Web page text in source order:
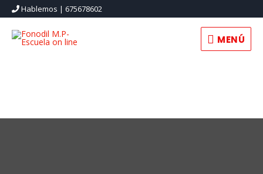
Hablemos | 675678602
MENÚ